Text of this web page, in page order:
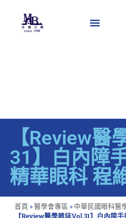
【Review醫
31】白內障
精華眼科 程
首頁 »醫學會專區 » 中華民國眼科醫
【Review醫學雜誌Vol 31】白內障